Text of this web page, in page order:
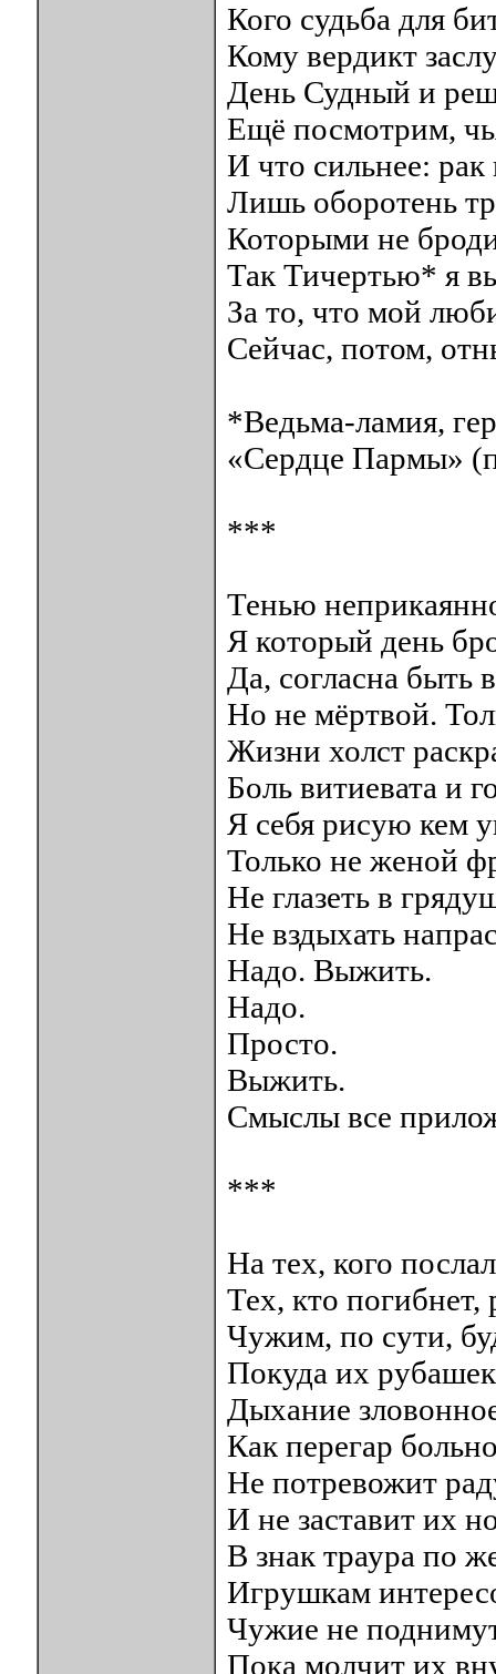
Кого судьба для
Кому вердикт
День Судный и
Ещё посмотрим,
И что сильнее:
Лишь оборотень
Которыми не
Так Тичертью* я
За то, что мой
Сейчас, потом,
*Ведьма-ламия,
«Сердце Пармы»
***
Тенью
Я который день
Да, согласна быть
Но не мёртвой.
Жизни холст
Боль витиевата и
Я себя рисую кем
Только не женой
Не глазеть в
Не вздыхать
Надо. Выжить.
Надо.
Просто.
Выжить.
Смыслы все
***
На тех, кого
Тех, кто погибнет,
Чужим, по сути,
Покуда их
Дыхание
Как перегар
Не потревожит
И не заставит их
В знак траура по
Игрушкам
Чужие не
Пока молчит их